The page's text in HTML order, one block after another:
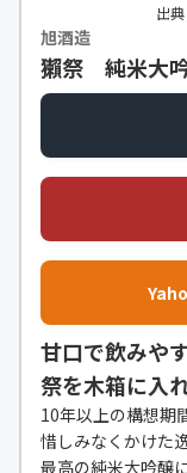
出
旭酒造
獺祭 純米大
甘口で飲みや
祭を木箱に入
10年以上の構想期
惜しみなくかけた
最高の純米大吟醸